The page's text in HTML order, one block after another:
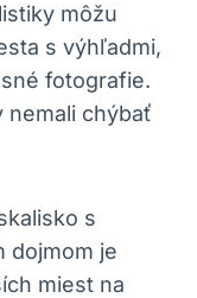
môžu
s výhľadmi,
fotografie.
nemali chýbať
s
dojmom je
miest na